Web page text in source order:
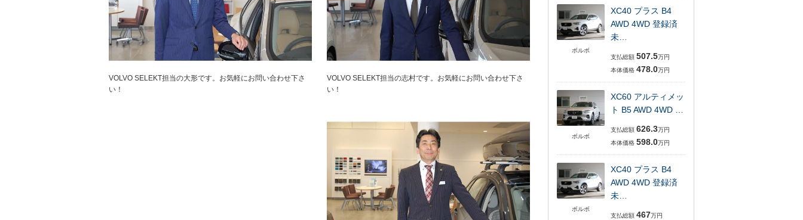
VOLVO SELEKT担当の大形です。お気軽にお問い合わせ下さ
い！
VOLVO SELEKT担当の志村です。お気軽にお問い合わせ下さ
い！
ボルボ
XC40 プラス B4
AWD 4WD 登録済
未…
支払総額 507.5万円
本体価格 478.0万円
ボルボ
XC60 アルティメッ
ト B5 AWD 4WD …
支払総額 626.3万円
本体価格 598.0万円
ボルボ
XC40 プラス B4
AWD 4WD 登録済
未…
支払総額 467万円